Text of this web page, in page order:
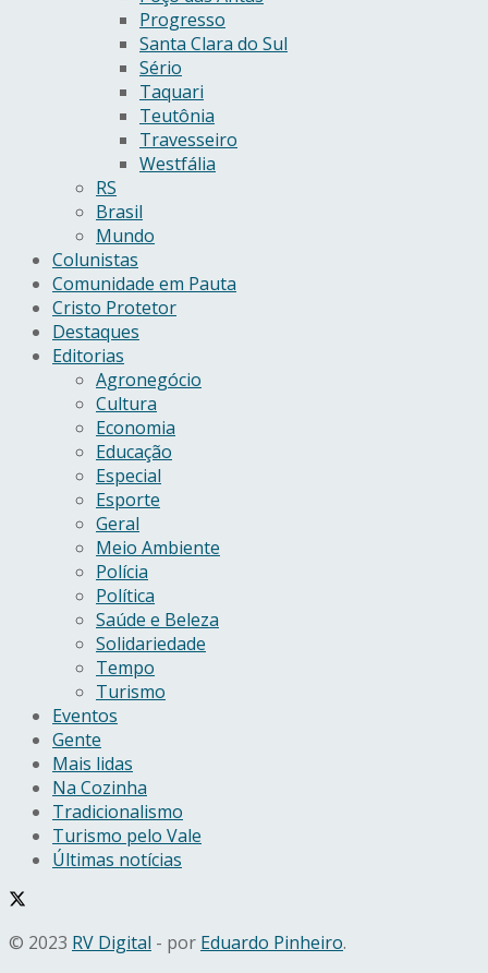
Progresso
Santa Clara do Sul
Sério
Taquari
Teutônia
Travesseiro
Westfália
RS
Brasil
Mundo
Colunistas
Comunidade em Pauta
Cristo Protetor
Destaques
Editorias
Agronegócio
Cultura
Economia
Educação
Especial
Esporte
Geral
Meio Ambiente
Polícia
Política
Saúde e Beleza
Solidariedade
Tempo
Turismo
Eventos
Gente
Mais lidas
Na Cozinha
Tradicionalismo
Turismo pelo Vale
Últimas notícias
© 2023 RV Digital - por Eduardo Pinheiro.